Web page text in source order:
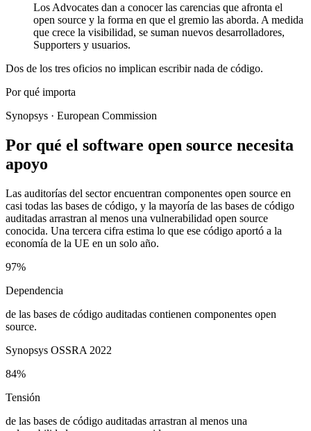
Los Advocates dan a conocer las carencias que afronta el
open source y la forma en que el gremio las aborda. A medida
que crece la visibilidad, se suman nuevos desarrolladores,
Supporters y usuarios.
Dos de los tres oficios no implican escribir nada de código.
Por qué importa
Synopsys · European Commission
Por qué el software open source necesita
apoyo
Las auditorías del sector encuentran componentes open source en
casi todas las bases de código, y la mayoría de las bases de código
auditadas arrastran al menos una vulnerabilidad open source
conocida. Una tercera cifra estima lo que ese código aportó a la
economía de la UE en un solo año.
97%
Dependencia
de las bases de código auditadas contienen componentes open
source.
Synopsys OSSRA 2022
84%
Tensión
de las bases de código auditadas arrastran al menos una